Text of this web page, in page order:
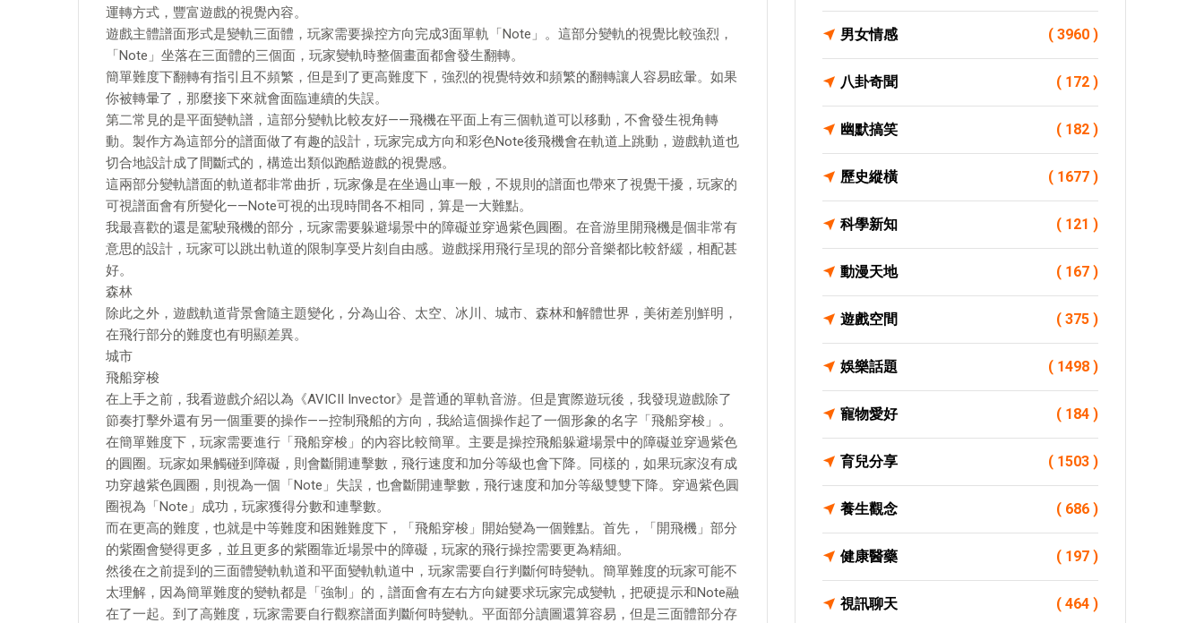
運轉方式，豐富遊戲的視覺內容。
遊戲主體譜面形式是變軌三面體，玩家需要操控方向完成3面單軌「Note」。這部分變軌的視覺比較強烈，
「Note」坐落在三面體的三個面，玩家變軌時整個畫面都會發生翻轉。
簡單難度下翻轉有指引且不頻繁，但是到了更高難度下，強烈的視覺特效和頻繁的翻轉讓人容易眩暈。如果
你被轉暈了，那麼接下來就會面臨連續的失誤。
第二常見的是平面變軌譜，這部分變軌比較友好——飛機在平面上有三個軌道可以移動，不會發生視角轉
動。製作方為這部分的譜面做了有趣的設計，玩家完成方向和彩色Note後飛機會在軌道上跳動，遊戲軌道也
切合地設計成了間斷式的，構造出類似跑酷遊戲的視覺感。
這兩部分變軌譜面的軌道都非常曲折，玩家像是在坐過山車一般，不規則的譜面也帶來了視覺干擾，玩家的
可視譜面會有所變化——Note可視的出現時間各不相同，算是一大難點。
我最喜歡的還是駕駛飛機的部分，玩家需要躲避場景中的障礙並穿過紫色圓圈。在音游里開飛機是個非常有
意思的設計，玩家可以跳出軌道的限制享受片刻自由感。遊戲採用飛行呈現的部分音樂都比較舒緩，相配甚
好。
森林
除此之外，遊戲軌道背景會隨主題變化，分為山谷、太空、冰川、城市、森林和解體世界，美術差別鮮明，
在飛行部分的難度也有明顯差異。
城市
飛船穿梭
在上手之前，我看遊戲介紹以為《AVICII Invector》是普通的單軌音游。但是實際遊玩後，我發現遊戲除了
節奏打擊外還有另一個重要的操作——控制飛船的方向，我給這個操作起了一個形象的名字「飛船穿梭」。
在簡單難度下，玩家需要進行「飛船穿梭」的內容比較簡單。主要是操控飛船躲避場景中的障礙並穿過紫色
的圓圈。玩家如果觸碰到障礙，則會斷開連擊數，飛行速度和加分等級也會下降。同樣的，如果玩家沒有成
功穿越紫色圓圈，則視為一個「Note」失誤，也會斷開連擊數，飛行速度和加分等級雙雙下降。穿過紫色圓
圈視為「Note」成功，玩家獲得分數和連擊數。
而在更高的難度，也就是中等難度和困難難度下，「飛船穿梭」開始變為一個難點。首先，「開飛機」部分
的紫圈會變得更多，並且更多的紫圈靠近場景中的障礙，玩家的飛行操控需要更為精細。
然後在之前提到的三面體變軌軌道和平面變軌軌道中，玩家需要自行判斷何時變軌。簡單難度的玩家可能不
太理解，因為簡單難度的變軌都是「強制」的，譜面會有左右方向鍵要求玩家完成變軌，把硬提示和Note融
在了一起。到了高難度，玩家需要自行觀察譜面判斷何時變軌。平面部分讀圖還算容易，但是三面體部分存
男女情感 ( 3960 )
八卦奇聞 ( 172 )
幽默搞笑 ( 182 )
歷史縱橫 ( 1677 )
科學新知 ( 121 )
動漫天地 ( 167 )
遊戲空間 ( 375 )
娛樂話題 ( 1498 )
寵物愛好 ( 184 )
育兒分享 ( 1503 )
養生觀念 ( 686 )
健康醫藥 ( 197 )
視訊聊天 ( 464 )